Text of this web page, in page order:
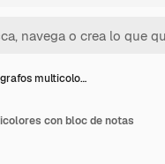
multicolo…
con bloc de notas